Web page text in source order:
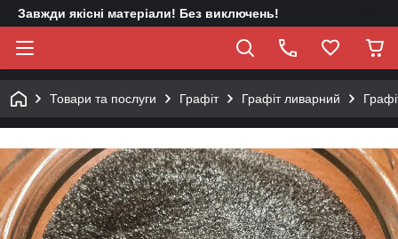
Завжди якісні матеріали! Без виключень!
Товари та послуги Графіт Графіт ливарний